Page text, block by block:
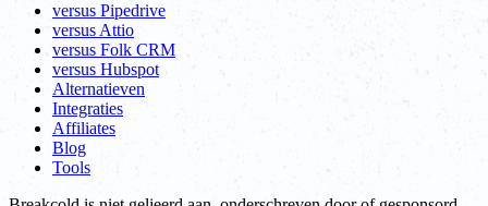
versus Pipedrive
versus Attio
versus Folk CRM
versus Hubspot
Alternatieven
Integraties
Affiliates
Blog
Tools